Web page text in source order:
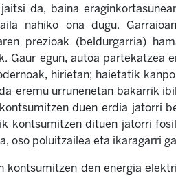
da, baina
nahiko ona dugu.
prezioak (beldurgarria)
Gaur egun, autoa partekatzea
hirietan; haietatik
eremu urrunenetan bakarrik
duen erdia jatorri
kontsumitzen dituen jatorri
oso poluitzailea eta ikaragarri
den energia